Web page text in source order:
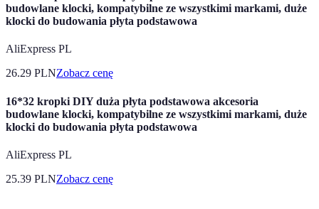
budowlane klocki, kompatybilne ze wszystkimi markami, duże
klocki do budowania płyta podstawowa
AliExpress PL
26.29 PLNZobacz cenę
16*32 kropki DIY duża płyta podstawowa akcesoria
budowlane klocki, kompatybilne ze wszystkimi markami, duże
klocki do budowania płyta podstawowa
AliExpress PL
25.39 PLNZobacz cenę